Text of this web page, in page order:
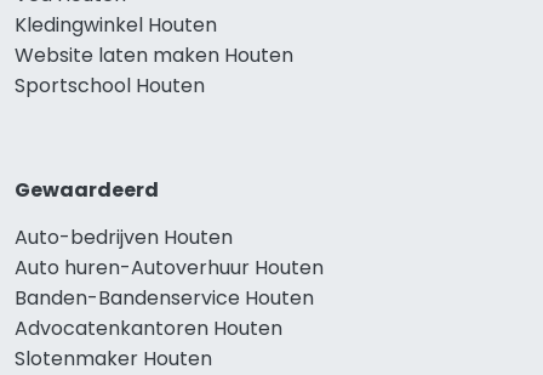
Kledingwinkel Houten
Website laten maken Houten
Sportschool Houten
Gewaardeerd
Auto-bedrijven Houten
Auto huren-Autoverhuur Houten
Banden-Bandenservice Houten
Advocatenkantoren Houten
Slotenmaker Houten